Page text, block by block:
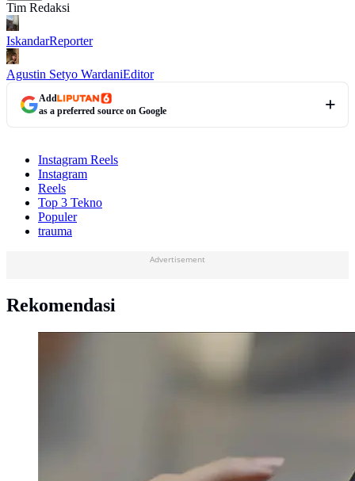
Tim Redaksi
IskandarReporter
Agustin Setyo WardaniEditor
Add
as a preferred source on Google
Instagram Reels
Instagram
Reels
Top 3 Tekno
Populer
trauma
Advertisement
Rekomendasi